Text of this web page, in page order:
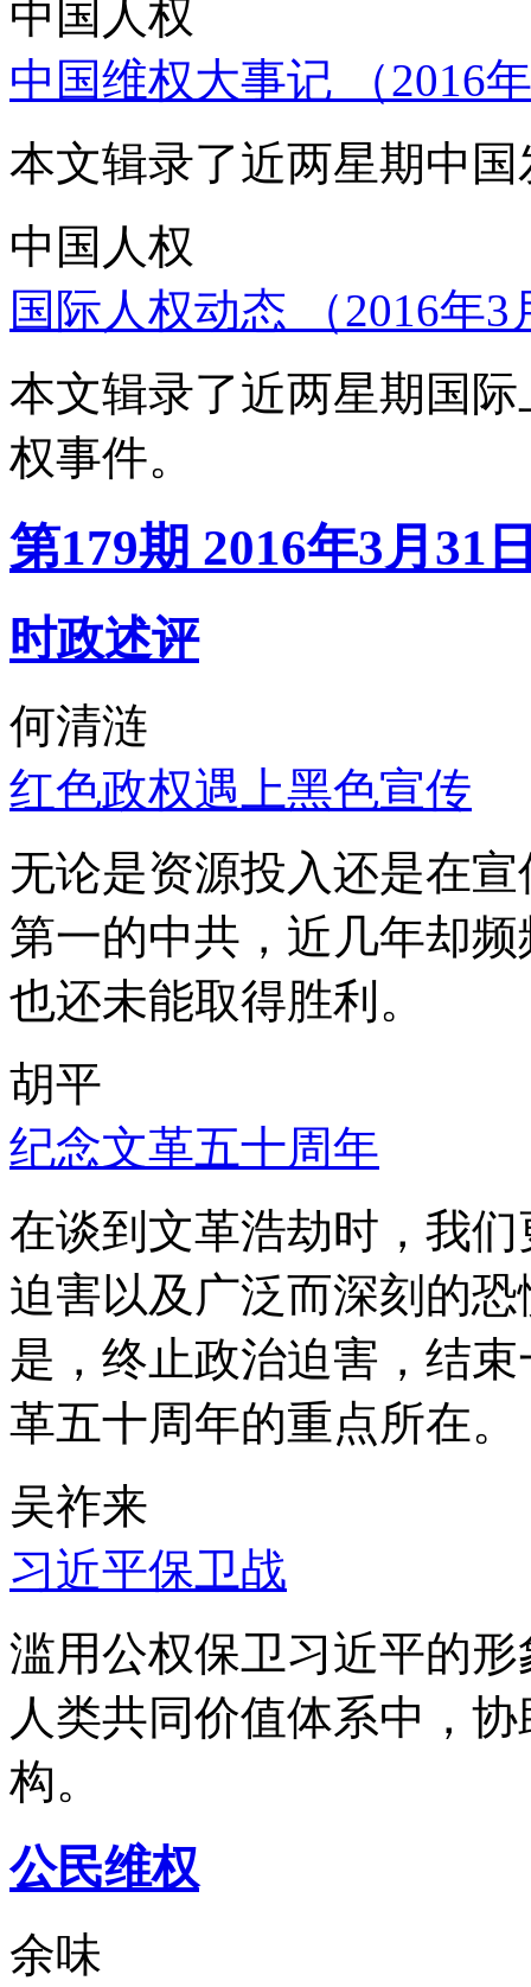
中国人权
中国维权大事记 （2016
本文辑录了近两星期中
中国人权
国际人权动态 （2016年
本文辑录了近两星期国
权事件。
第179期 2016年3月31
时政述评
何清涟
红色政权遇上黑色宣传
无论是资源投入还是在
第一的中共，近几年却
也还未能取得胜利。
胡平
纪念文革五十周年
在谈到文革浩劫时，我
迫害以及广泛而深刻的
是，终止政治迫害，结
革五十周年的重点所在。
吴祚来
习近平保卫战
滥用公权保卫习近平的
人类共同价值体系中，
构。
公民维权
余味